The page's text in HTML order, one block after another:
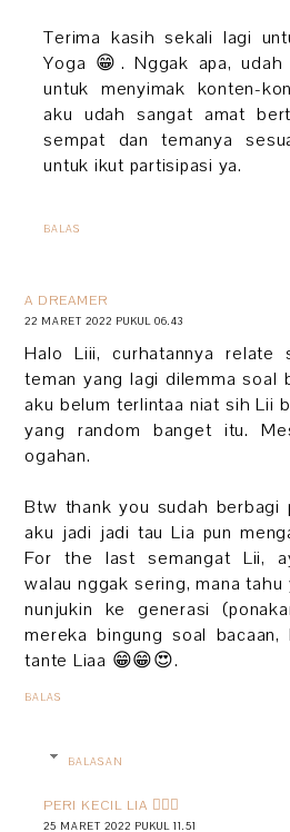
Terima kasih sekali lagi
Yoga 😁. Nggak apa, udah
untuk menyimak konten-
aku udah sangat amat
sempat dan temanya
untuk ikut partisipasi ya.
BALAS
A DREAMER
22 MARET 2022 PUKUL 06.43
Halo Liii, curhatannya relate
teman yang lagi dilemma soal
aku belum terlintaa niat sih Lii
yang random banget itu.
ogahan.
Btw thank you sudah berbagi
aku jadi jadi tau Lia pun
For the last semangat Lii,
walau nggak sering, mana
nunjukin ke generasi
mereka bingung soal
tante Liaa 😁😁😍.
BALAS
BALASAN
PERI KECIL LIA 🧚🏻‍♀️
25 MARET 2022 PUKUL 11.51